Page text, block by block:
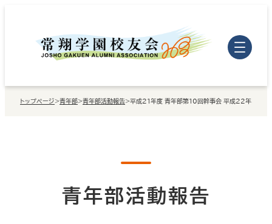
トップページ >青年部>青年部活動報告>平成21年度 青年部第10回幹事会 平成22年3月5日（
青年部活動報告